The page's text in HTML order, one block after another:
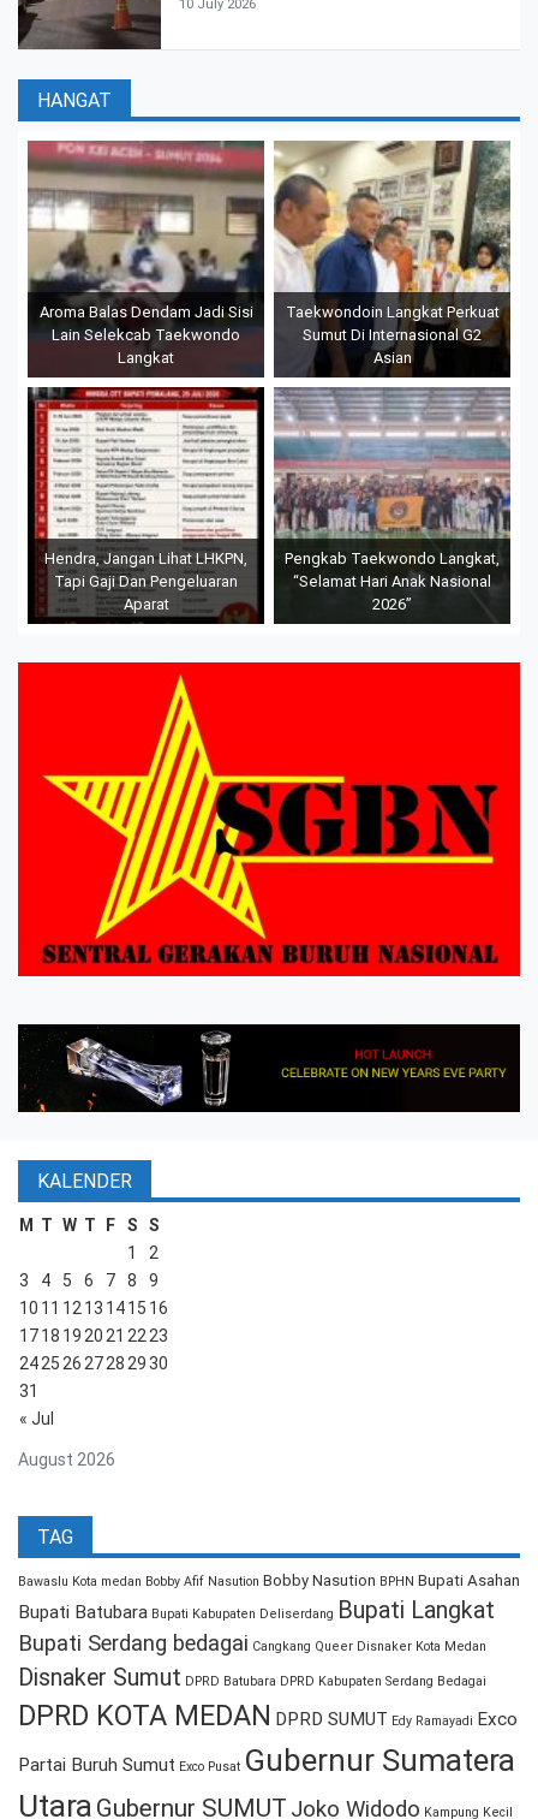
10 July 2026
HANGAT
Aroma Balas Dendam Jadi Sisi
Lain Selekcab Taekwondo
Langkat
Taekwondoin Langkat Perkuat
Sumut Di Internasional G2
Asian
Hendra, Jangan Lihat LHKPN,
Tapi Gaji Dan Pengeluaran
Aparat
Pengkab Taekwondo Langkat,
“Selamat Hari Anak Nasional
2026”
KALENDER
August 2026
M T W T F S S
« Jul
1
2
3
4 5 6 7 8
9
10 11 1213 1415 16
1718 192021 2223
24252627282930
31
TAG
Bawaslu Kota medan Bobby Afif Nasution Bobby Nasution BPHN Bupati Asahan
Bupati Batubara Bupati Kabupaten Deliserdang Bupati Langkat
Bupati Serdang bedagai Cangkang Queer Disnaker Kota Medan
Disnaker Sumut DPRD Batubara DPRD Kabupaten Serdang Bedagai
DPRD KOTA MEDAN DPRD SUMUT Edy Ramayadi Exco
Partai Buruh Sumut Exco Pusat Gubernur Sumatera
Utara Gubernur SUMUT Joko Widodo Kampung Kecil